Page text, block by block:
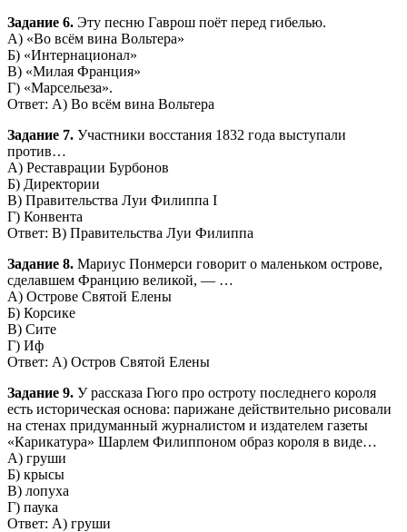
Задание 6. Эту песню Гаврош поёт перед гибелью.
А) «Во всём вина Вольтера»
Б) «Интернационал»
В) «Милая Франция»
Г) «Марсельеза».
Ответ: А) Во всём вина Вольтера
Задание 7. Участники восстания 1832 года выступали
против…
А) Реставрации Бурбонов
Б) Директории
В) Правительства Луи Филиппа I
Г) Конвента
Ответ: В) Правительства Луи Филиппа
Задание 8. Мариус Понмерси говорит о маленьком острове,
сделавшем Францию великой, — …
А) Острове Святой Елены
Б) Корсике
В) Сите
Г) Иф
Ответ: А) Остров Святой Елены
Задание 9. У рассказа Гюго про остроту последнего короля
есть историческая основа: парижане действительно рисовали
на стенах придуманный журналистом и издателем газеты
«Карикатура» Шарлем Филиппоном образ короля в виде…
А) груши
Б) крысы
В) лопуха
Г) паука
Ответ: А) груши